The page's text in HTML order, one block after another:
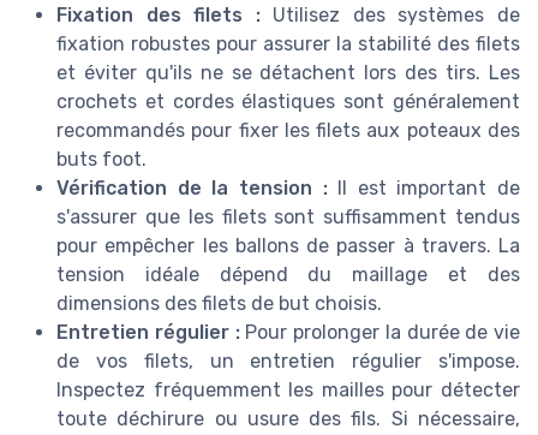
Fixation des filets :Utilisez des systèmes de
fixation robustes pour assurer la stabilité des filets
et éviter qu'ils ne se détachent lors des tirs. Les
crochets et cordes élastiques sont généralement
recommandés pour fixer les filets aux poteaux des
buts foot.
Vérification de la tension :Il est important de
s'assurer que les filets sont suffisamment tendus
pour empêcher les ballons de passer à travers. La
tension idéale dépend du maillage et des
dimensions des filets de but choisis.
Entretien régulier :Pour prolonger la durée de vie
de vos filets, un entretien régulier s'impose.
Inspectez fréquemment les mailles pour détecter
toute déchirure ou usure des fils. Si nécessaire,